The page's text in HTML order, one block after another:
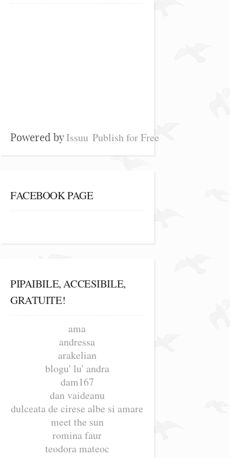
Powered byIssuu Publish for Free
FACEBOOK PAGE
PIPAIBILE, ACCESIBILE,
GRATUITE!
ama
andressa
arakelian
blogu' lu' andra
dam167
dan vaideanu
dulceata de cirese albe si amare
meet the sun
romina faur
teodora mateoc